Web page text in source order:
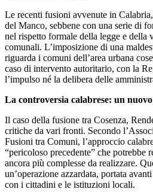
Le recenti fusioni avvenute in
del Manco, sebbene con una serie di
nel rispetto formale della legge e della
comunali. L’imposizione di una
riguarda i comuni dell’area urbana
caso di intervento autoritario, con la
l’impulso né la delibera delle
La controversia calabrese: un
Il caso della fusione tra Cosenza,
critiche da vari fronti. Secondo
Fusioni tra Comuni, l’approccio
“pericoloso precedente” che potrebbe
ancora più complesse da realizzare.
un’operazione azzardata, portata
con i cittadini e le istituzioni locali.